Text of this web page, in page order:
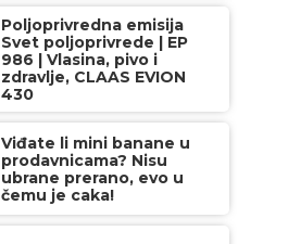
Poljoprivredna emisija
Svet poljoprivrede | EP
986 | Vlasina, pivo i
zdravlje, CLAAS EVION
430
Viđate li mini banane u
prodavnicama? Nisu
ubrane prerano, evo u
čemu je caka!